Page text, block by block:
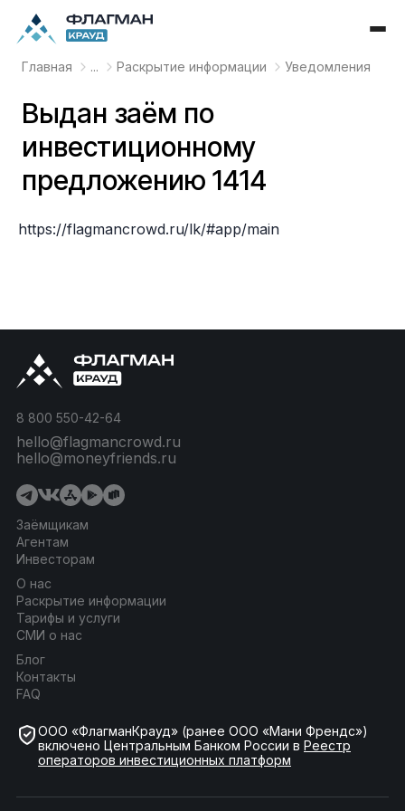
Главная ... Раскрытие информации Уведомления
Выдан заём по
инвестиционному
предложению 1414
https://flagmancrowd.ru/lk/#app/main
Заёмщикам
Агентам
Инвесторам
О нас
Раскрытие информации
Тарифы и услуги
СМИ о нас
Блог
Контакты
FAQ
8 800 550-42-64
hello@flagmancrowd.ru
hello@moneyfriends.ru
ООО «ФлагманКрауд» (ранее ООО «Мани Френдс»)
включено Центральным Банком России в Реестр
операторов инвестиционных платформ